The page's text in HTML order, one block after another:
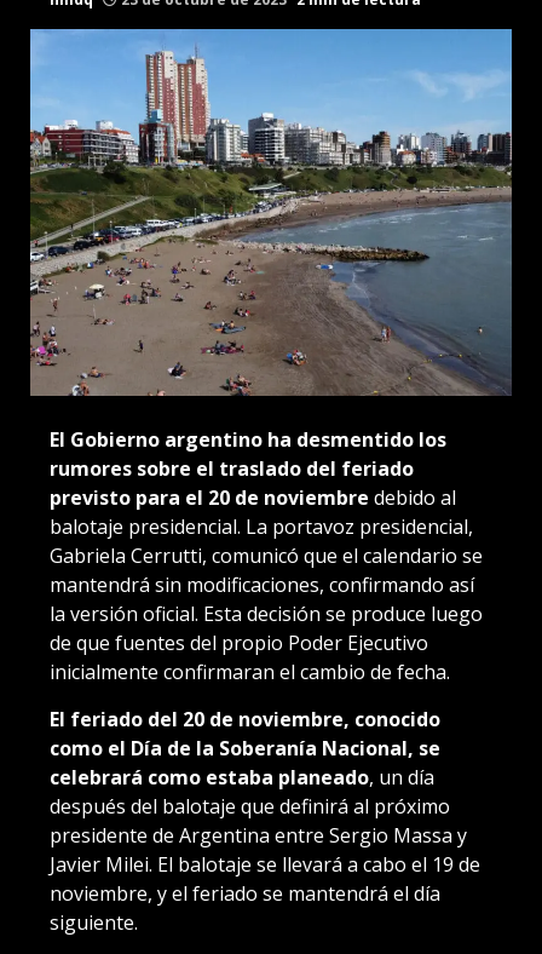
El Gobierno argentino ha desmentido los
rumores sobre el traslado del feriado
previsto para el 20 de noviembre debido al
balotaje presidencial. La portavoz presidencial,
Gabriela Cerrutti, comunicó que el calendario se
mantendrá sin modificaciones, confirmando así
la versión oficial. Esta decisión se produce luego
de que fuentes del propio Poder Ejecutivo
inicialmente confirmaran el cambio de fecha.
El feriado del 20 de noviembre, conocido
como el Día de la Soberanía Nacional, se
celebrará como estaba planeado, un día
después del balotaje que definirá al próximo
presidente de Argentina entre Sergio Massa y
Javier Milei. El balotaje se llevará a cabo el 19 de
noviembre, y el feriado se mantendrá el día
siguiente.